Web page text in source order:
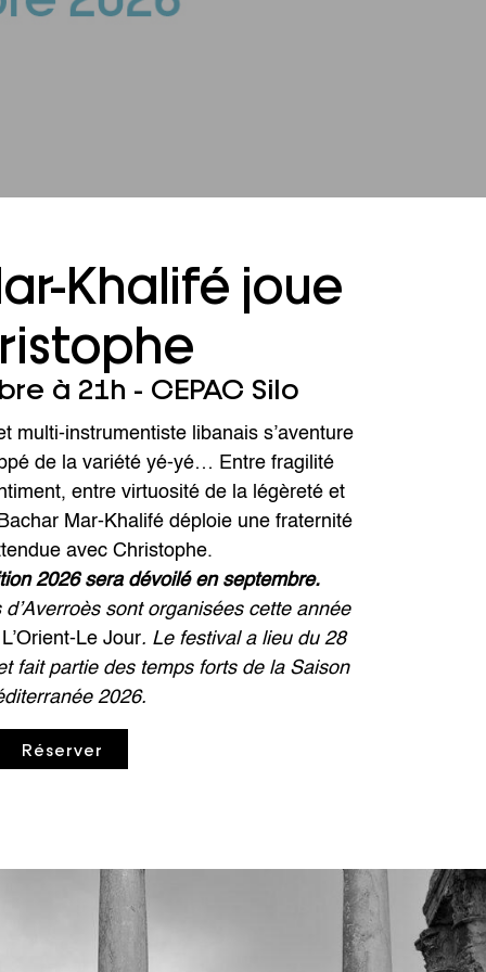
Khalifé joue
à 21h - CEPAC Silo
multi-instrumentiste libanais s’aventure
de la variété yé-yé… Entre fragilité
entre virtuosité de la légèreté et
Mar-Khalifé déploie une fraternité
avec Christophe.
2026 sera dévoilé en septembre.
sont organisées cette année
L’Orient-Le Jour. Le festival a lieu du 28
fait partie des temps forts de la Saison
2026.
Réserver